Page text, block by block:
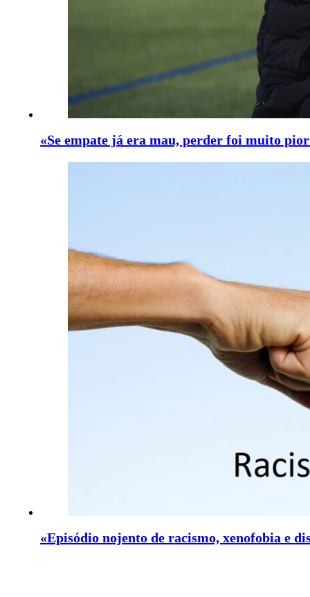
«Se empate já era mau, perder foi muito
«Episódio nojento de racismo, xenofobia e